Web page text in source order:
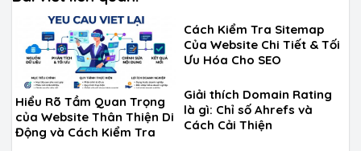
Hiểu Rõ Tầm Quan Trọng
của Website Thân Thiện Di
Động và Cách Kiểm Tra
Cách Kiểm Tra Sitemap
Của Website Chi Tiết & Tối
Ưu Hóa Cho SEO
Giải thích Domain Rating
là gì: Chỉ số Ahrefs và
Cách Cải Thiện